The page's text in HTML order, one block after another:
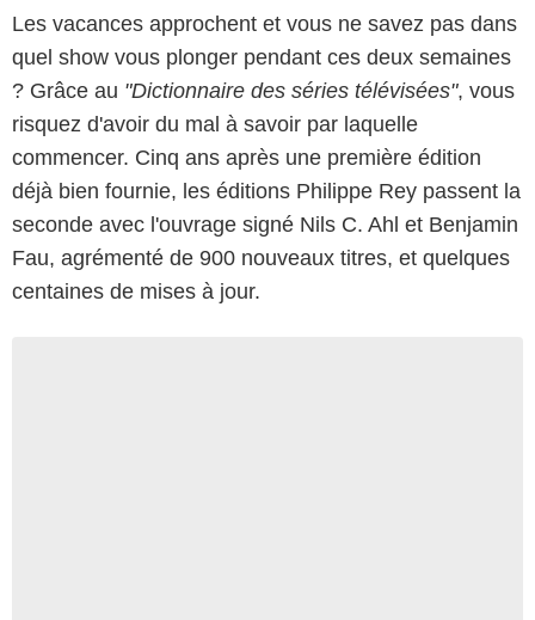
Les vacances approchent et vous ne savez pas dans
quel show vous plonger pendant ces deux semaines
? Grâce au "Dictionnaire des séries télévisées", vous
risquez d'avoir du mal à savoir par laquelle
commencer. Cinq ans après une première édition
déjà bien fournie, les éditions Philippe Rey passent la
seconde avec l'ouvrage signé Nils C. Ahl et Benjamin
Fau, agrémenté de 900 nouveaux titres, et quelques
centaines de mises à jour.